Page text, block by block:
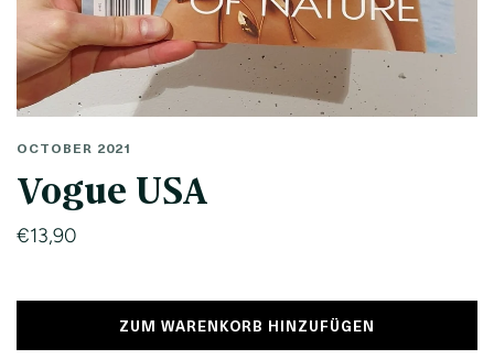
OCTOBER 2021
Vogue USA
€13,90
ZUM WARENKORB HINZUFÜGEN